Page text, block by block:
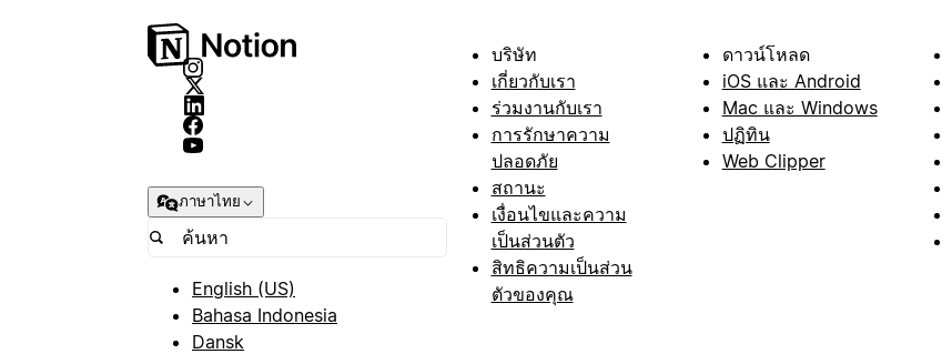
ภาษาไทย
English (US)
Bahasa Indonesia
Dansk
บริษัท
เกี่ยวกับเรา
ร่วมงานกับเรา
การรักษาความ
ปลอดภัย
สถานะ
เงื่อนไขและความ
เป็นส่วนตัว
สิทธิความเป็นส่วน
ตัวของคุณ
ดาวน์โหลด
iOS และ Android
Mac และ Windows
ปฏิทิน
Web Clipper